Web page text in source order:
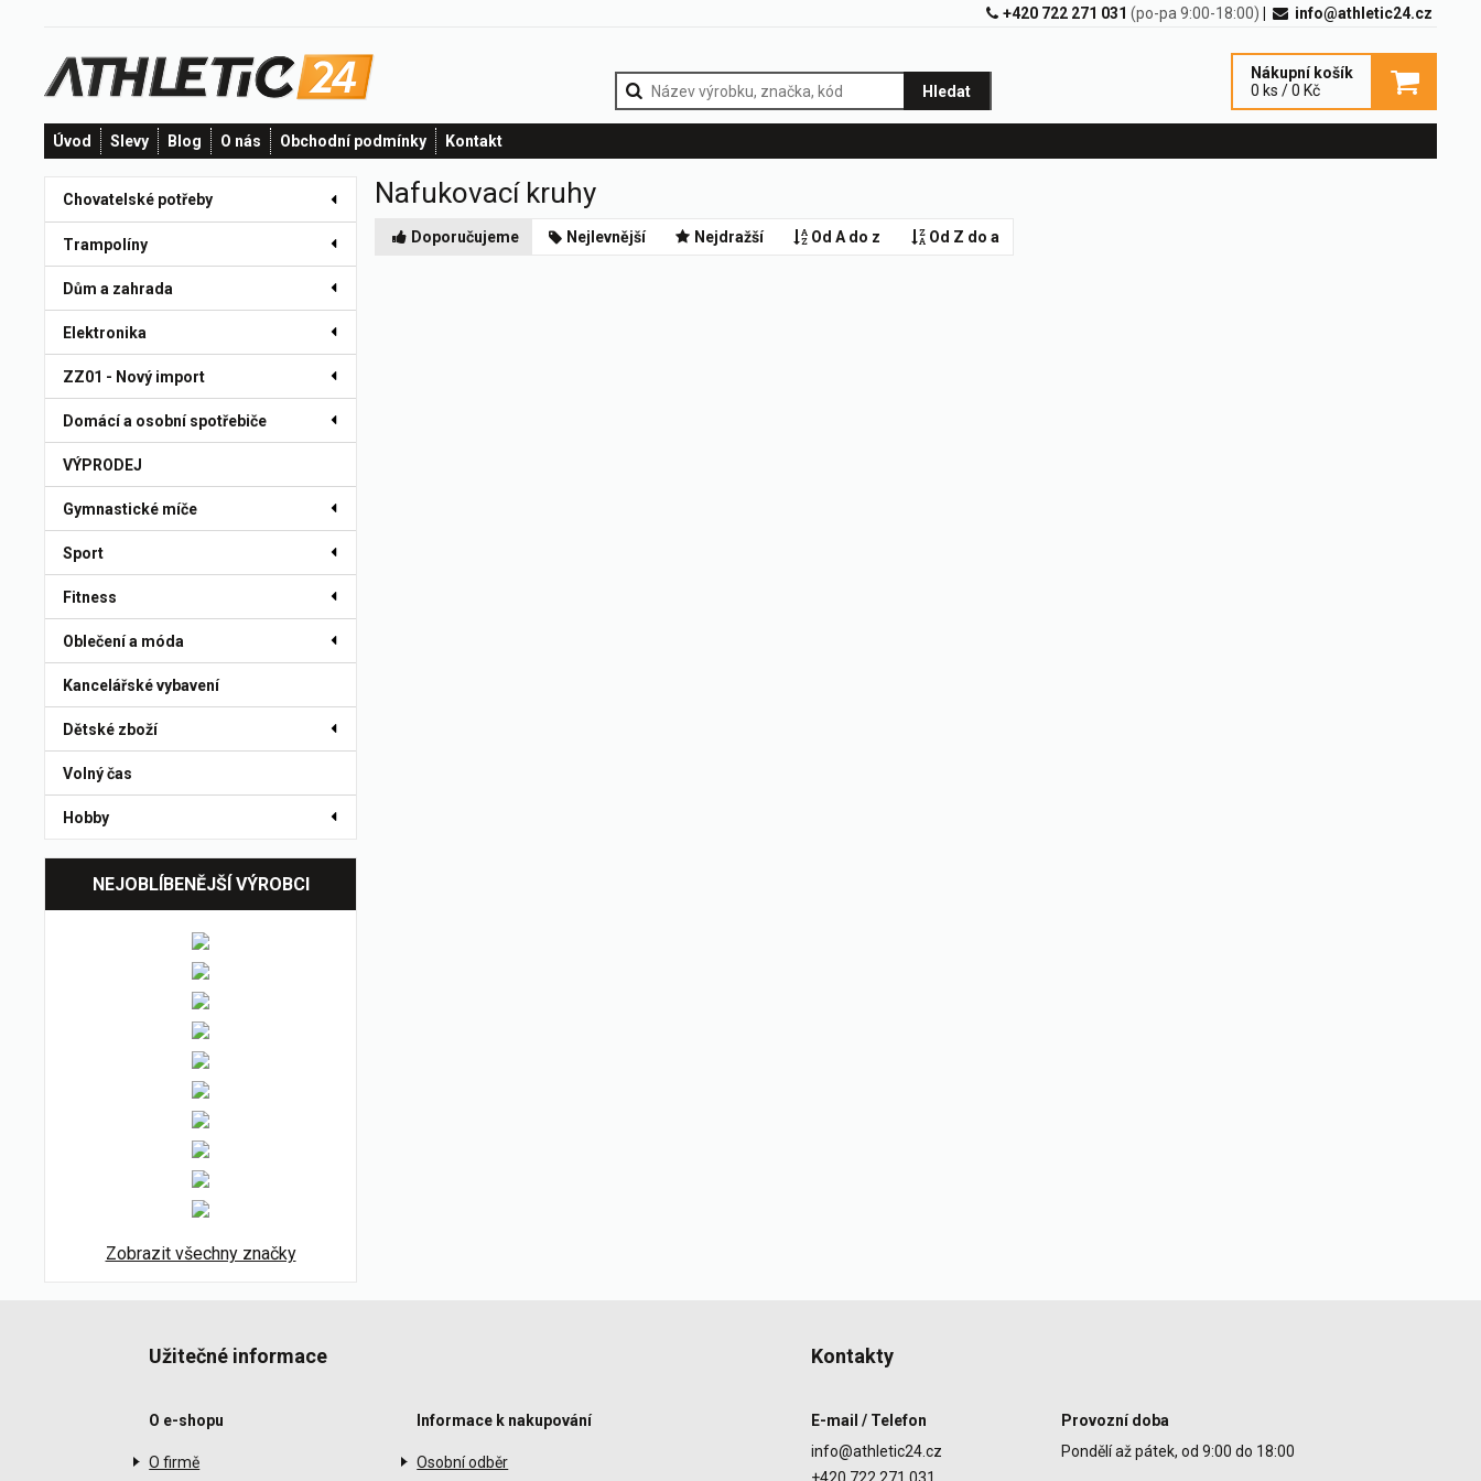
+420 722 271 031 (po-pa 9:00-18:00) info@athletic24.cz
Hledat
Nákupní košík
0 ks / 0 Kč
Úvod Slevy Blog O nás Obchodní podmínky Kontakt
Chovatelské potřeby
Trampolíny
Dům a zahrada
Elektronika
ZZ01 - Nový import
Domácí a osobní spotřebiče
VÝPRODEJ
Gymnastické míče
Sport
Fitness
Oblečení a móda
Kancelářské vybavení
Dětské zboží
Volný čas
Hobby
NEJOBLÍBENĚJŠÍ VÝROBCI
Zobrazit všechny značky
Nafukovací kruhy
Doporučujeme Nejlevnější Nejdražší Od A do z Od Z do a
Užitečné informace
O e-shopu
O firmě
Informace k nakupování
Osobní odběr
Kontakty
E-mail / Telefon
info@athletic24.cz
Provozní doba
Pondělí až pátek, od 9:00 do 18:00